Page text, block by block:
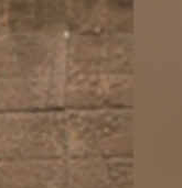
New